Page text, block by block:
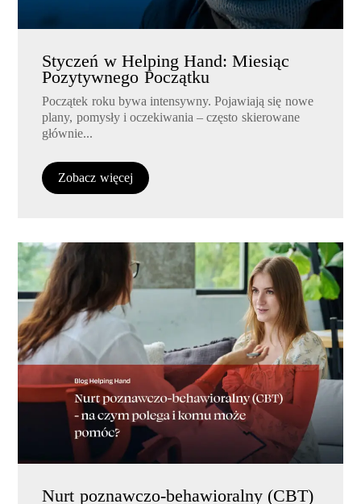
Styczeń w Helping Hand: Miesiąc
Pozytywnego Początku
Początek roku bywa intensywny. Pojawiają się nowe
plany, pomysły i oczekiwania – często skierowane
głównie...
Zobacz więcej
Nurt poznawczo-behawioralny (CBT)